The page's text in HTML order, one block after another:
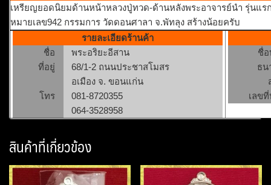
เหรียญยอดนิยมด้านหน้าหลวงปู่ทวด-ด้านหลังพระอาจารย์นำ รุ่นแร
หมายเลข942 กรรมการ วัดดอนศาลา จ.พัทลุง สร้างน้อยครับ
รายละเอียดร้านค้า
ชื่อ
พระอริยะอีสาน
ที่อยู่
68/1-2 ถนนประชาสโมสร
อเมือง จ. ขอนแก่น
โทร
081-8720355
064-3528958
ชื่
ธน
เลข
สินค้าที่เกี่ยวข้อง